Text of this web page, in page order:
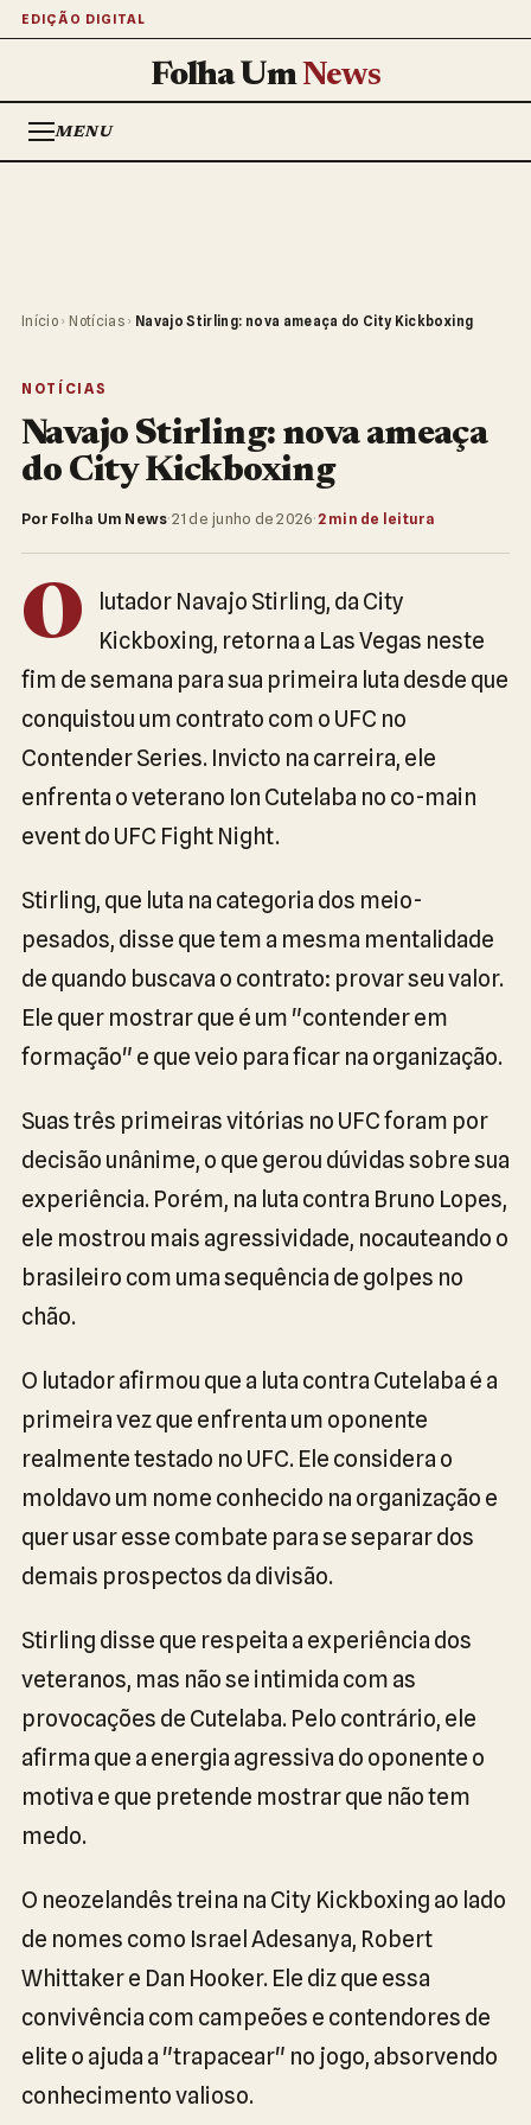
EDIÇÃO DIGITAL
Folha UmNews
MENU
Início › Notícias › Navajo Stirling: nova ameaça do City Kickboxing
NOTÍCIAS
Navajo Stirling: nova ameaça
do City Kickboxing
Por Folha Um News·21 de junho de 2026·2 min de leitura
O
lutador Navajo Stirling, da City
Kickboxing, retorna a Las Vegas neste
fim de semana para sua primeira luta desde que
conquistou um contrato com o UFC no
Contender Series. Invicto na carreira, ele
enfrenta o veterano Ion Cutelaba no co-main
event do UFC Fight Night.
Stirling, que luta na categoria dos meio-
pesados, disse que tem a mesma mentalidade
de quando buscava o contrato: provar seu valor.
Ele quer mostrar que é um "contender em
formação" e que veio para ficar na organização.
Suas três primeiras vitórias no UFC foram por
decisão unânime, o que gerou dúvidas sobre sua
experiência. Porém, na luta contra Bruno Lopes,
ele mostrou mais agressividade, nocauteando o
brasileiro com uma sequência de golpes no
chão.
O lutador afirmou que a luta contra Cutelaba é a
primeira vez que enfrenta um oponente
realmente testado no UFC. Ele considera o
moldavo um nome conhecido na organização e
quer usar esse combate para se separar dos
demais prospectos da divisão.
Stirling disse que respeita a experiência dos
veteranos, mas não se intimida com as
provocações de Cutelaba. Pelo contrário, ele
afirma que a energia agressiva do oponente o
motiva e que pretende mostrar que não tem
medo.
O neozelandês treina na City Kickboxing ao lado
de nomes como Israel Adesanya, Robert
Whittaker e Dan Hooker. Ele diz que essa
convivência com campeões e contendores de
elite o ajuda a "trapacear" no jogo, absorvendo
conhecimento valioso.